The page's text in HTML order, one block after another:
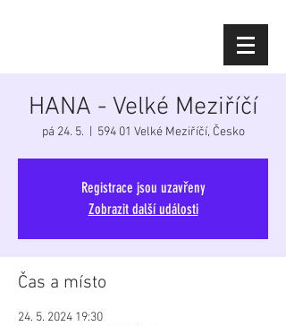
HANA - Velké Meziříčí
pá 24. 5. 594 01 Velké Meziříčí, Česko
Registrace jsou uzavřeny
Zobrazit další události
Čas a místo
24. 5. 2024 19:30